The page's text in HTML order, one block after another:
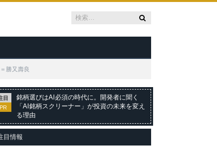
勝又壽良
目
PR
銘柄選びはAI必須の時代に。開発者に聞く
「AI銘柄スクリーナー」が投資の未来を変え
る理由
目情報